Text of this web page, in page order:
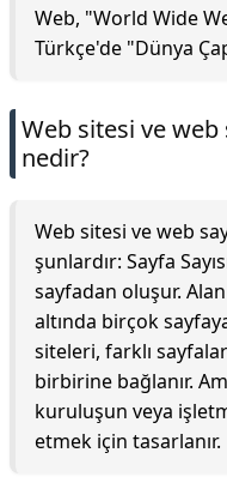
Web, "World Wide
Türkçe'de "Dünya
Web sitesi ve web
nedir?
Web sitesi ve web
şunlardır: Sayfa
sayfadan oluşur. Alan
altında birçok
siteleri, farklı
birbirine bağlanır.
kuruluşun veya
etmek için tasarlanır.